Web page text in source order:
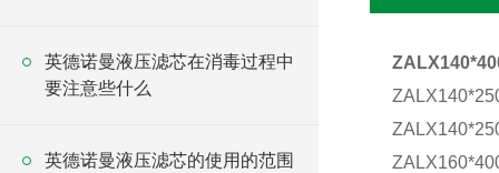
英德诺曼液压滤芯在消毒过程中
要注意些什么
英德诺曼液压滤芯的使用的范围